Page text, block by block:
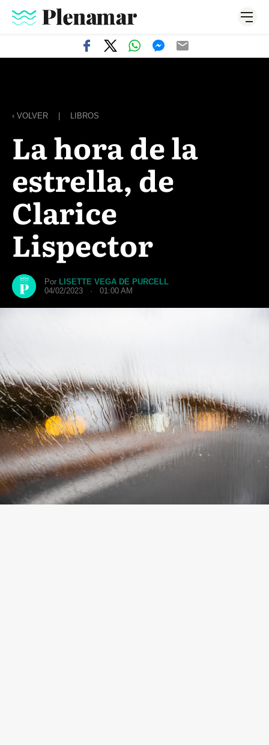
‹ VOLVER LIBROS
La hora de la
estrella, de
Clarice
Lispector
Por LISETTE VEGA DE PURCELL
04/02/2023 · 01:00 AM